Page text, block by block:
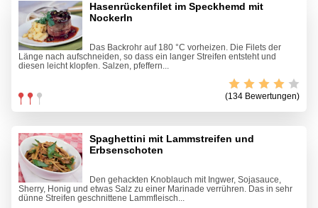
Hasenrückenfilet im Speckhemd mit
Nockerln
Das Backrohr auf 180 °C vorheizen. Die Filets der
Länge nach aufschneiden, so dass ein langer Streifen entsteht und
diesen leicht klopfen. Salzen, pfeffern...
(134 Bewertungen)
Spaghettini mit Lammstreifen und
Erbsenschoten
Den gehackten Knoblauch mit Ingwer, Sojasauce,
Sherry, Honig und etwas Salz zu einer Marinade verrühren. Das in sehr
dünne Streifen geschnittene Lammfleisch...